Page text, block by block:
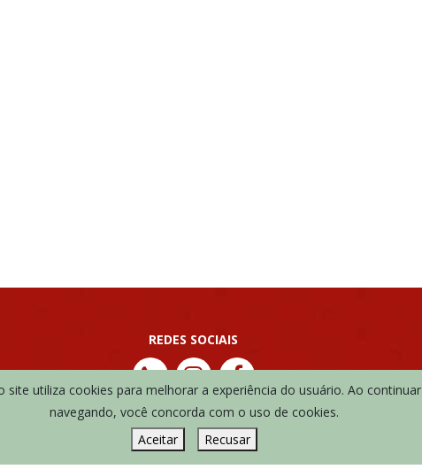
REDES SOCIAIS
site utiliza cookies para melhorar a experiência do usuário. Ao continuar
navegando, você concorda com o uso de cookies.
Aceitar
Recusar